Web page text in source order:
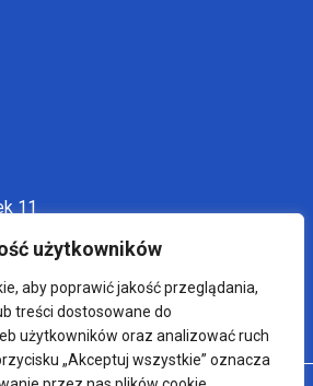
użytkowników
aby poprawić jakość przeglądania,
treści dostosowane do
użytkowników oraz analizować ruch
„Akceptuj wszystkie” oznacza
11